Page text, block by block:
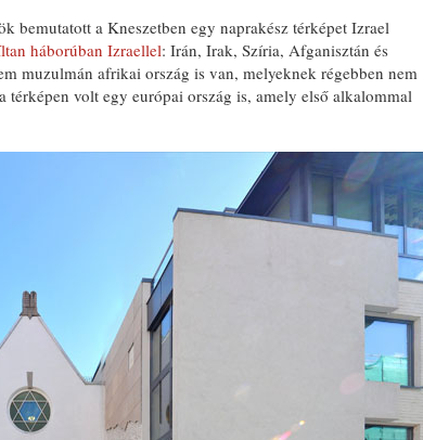
bemutatott a Kneszetben egy naprakész térképet Izrael
háborúban Izraellel: Irán, Irak, Szíria, Afganisztán és
muzulmán afrikai ország is van, melyeknek régebben nem
volt egy európai ország is, amely első alkalommal